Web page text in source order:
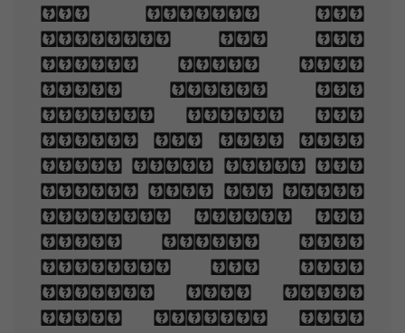
of sleep, And
nodding by the
fire, take down
this book, And
slowly read, and
dream of the soft
look Your eyes had
once, and of their
shadows deep; How
many loved your
moments of glad
grace, And loved
your beauty with